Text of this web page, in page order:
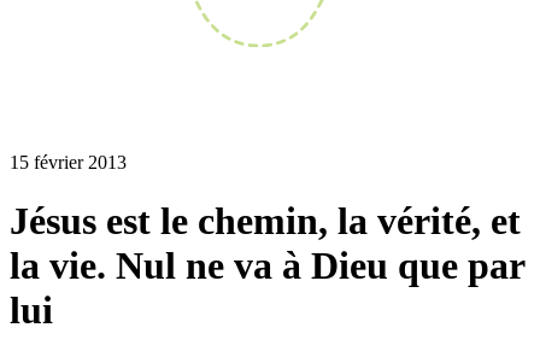
15 février 2013
Jésus est le chemin, la vérité, et
la vie. Nul ne va à Dieu que par
lui